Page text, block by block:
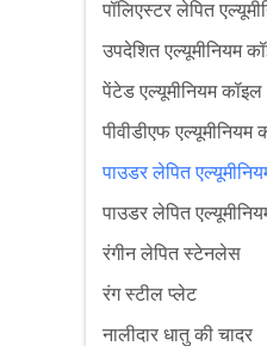
पॉलिएस्टर लेपित
उपदेशित एल्यूमीनियम
पेंटेड एल्यूमीनियम कॉइल
पीवीडीएफ एल्यूमीनियम
पाउडर लेपित
पाउडर लेपित
रंगीन लेपित स्टेनलेस
रंग स्टील प्लेट
नालीदार धातु की चादर